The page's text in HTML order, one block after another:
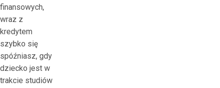
finansowych,
wraz z
kredytem
szybko się
spóźniasz, gdy
dziecko jest w
trakcie studiów
м
в
о
з
н
а
г